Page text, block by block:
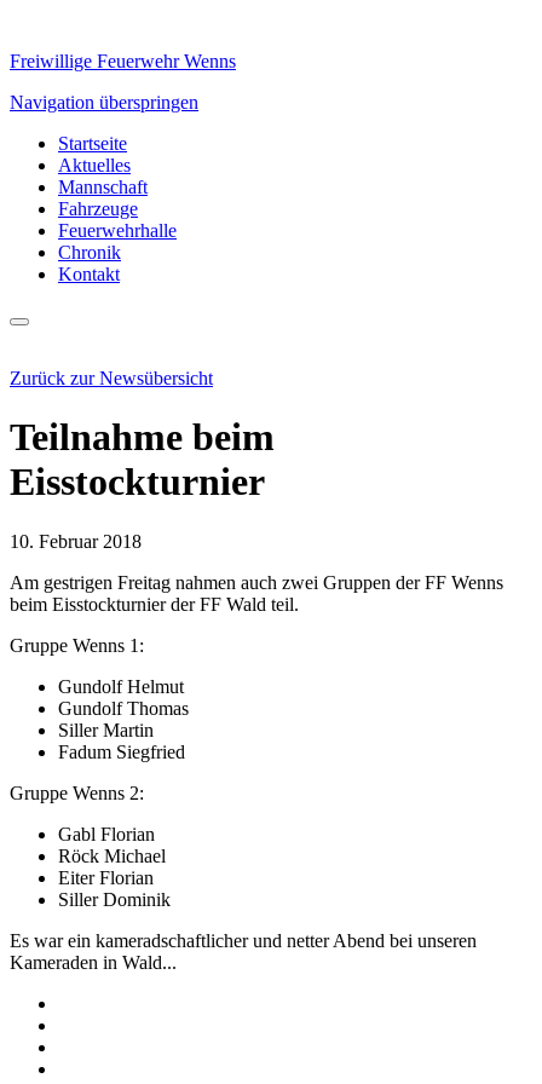
Freiwillige Feuerwehr Wenns
Navigation überspringen
Startseite
Aktuelles
Mannschaft
Fahrzeuge
Feuerwehrhalle
Chronik
Kontakt
Zurück zur Newsübersicht
Teilnahme beim
Eisstockturnier
10. Februar 2018
Am gestrigen Freitag nahmen auch zwei Gruppen der FF Wenns
beim Eisstockturnier der FF Wald teil.
Gruppe Wenns 1:
Gundolf Helmut
Gundolf Thomas
Siller Martin
Fadum Siegfried
Gruppe Wenns 2:
Gabl Florian
Röck Michael
Eiter Florian
Siller Dominik
Es war ein kameradschaftlicher und netter Abend bei unseren
Kameraden in Wald...